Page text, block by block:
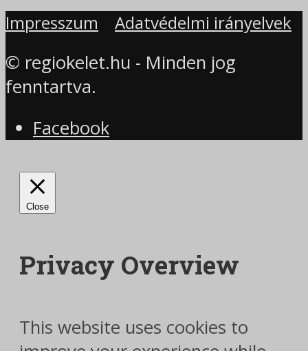
Impresszum Adatvédelmi irányelvek
© regiokelet.hu - Minden jog
fenntartva.
Facebook
Close
Privacy Overview
This website uses cookies to